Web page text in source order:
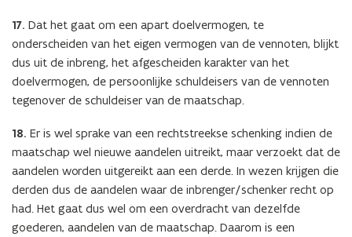
17. Dat het gaat om een apart doelvermogen, te
onderscheiden van het eigen vermogen van de vennoten, blijkt
dus uit de inbreng, het afgescheiden karakter van het
doelvermogen, de persoonlijke schuldeisers van de vennoten
tegenover de schuldeiser van de maatschap.
18. Er is wel sprake van een rechtstreekse schenking indien de
maatschap wel nieuwe aandelen uitreikt, maar verzoekt dat de
aandelen worden uitgereikt aan een derde. In wezen krijgen die
derden dus de aandelen waar de inbrenger/schenker recht op
had. Het gaat dus wel om een overdracht van dezelfde
goederen, aandelen van de maatschap. Daarom is een